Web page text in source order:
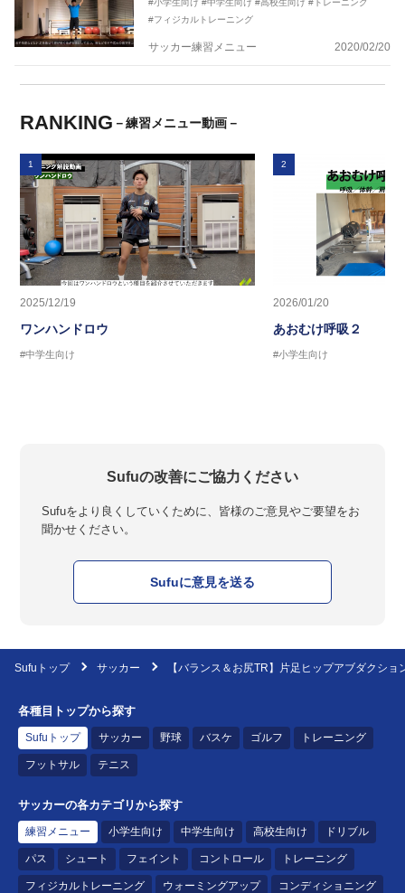
#小学生向け #中学生向け #高校生向け #トレーニング
#フィジカルトレーニング
サッカー練習メニュー 2020/02/20
RANKING －練習メニュー動画－
1
2025/12/19
ワンハンドロウ
#中学生向け
2
2026/01/20
あおむけ呼吸２
#小学生向け
Sufuの改善にご協力ください
Sufuをより良くしていくために、皆様のご意見やご要望をお
聞かせください。
Sufuに意見を送る
Sufuトップ サッカー 【バランス＆お尻TR】片足ヒップアブダクショ
各種目トップから探す
Sufuトップ サッカー 野球 バスケ ゴルフ トレーニング
フットサル テニス
サッカーの各カテゴリから探す
練習メニュー 小学生向け 中学生向け 高校生向け ドリブル
パス シュート フェイント コントロール トレーニング
フィジカルトレーニング ウォーミングアップ コンディショニング